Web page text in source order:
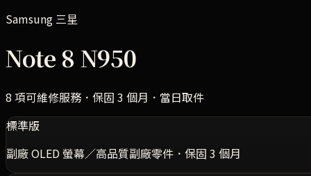
Samsung 三星
Note 8 N950
8 項可維修服務．保固 3 個月．當日取件
標準版
副廠 OLED 螢幕／高品質副廠零件．保固 3 個月